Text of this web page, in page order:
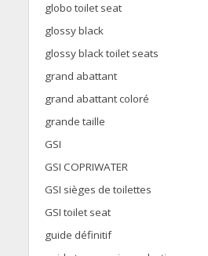
globo toilet seat
glossy black
glossy black toilet seats
grand abattant
grand abattant coloré
grande taille
GSI
GSI COPRIWATER
GSI sièges de toilettes
GSI toilet seat
guide définitif